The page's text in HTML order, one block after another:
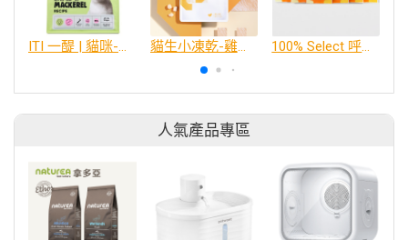
ITI 一醍 | 貓咪-天然風乾主食系列 貓生小凍乾-雞肉口味 100% Select 呼嚕肉肉｜30g
人氣產品專區